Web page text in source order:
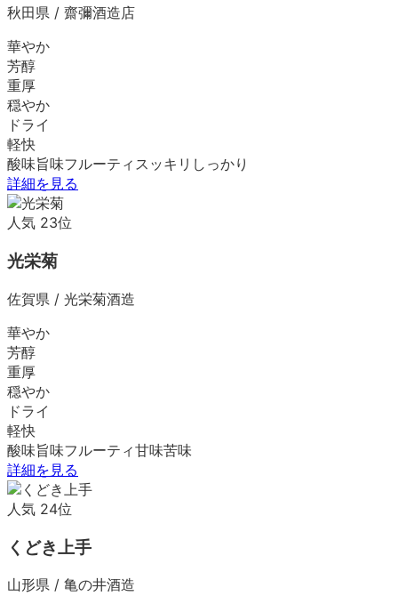
秋田県 / 齋彌酒造店
華やか
芳醇
重厚
穏やか
ドライ
軽快
酸味旨味フルーティ スッキリ しっかり
詳細を見る
人気 23位
光栄菊
佐賀県 / 光栄菊酒造
華やか
芳醇
重厚
穏やか
ドライ
軽快
酸味旨味フルーティ甘味苦味
詳細を見る
人気 24位
くどき上手
山形県 / 亀の井酒造